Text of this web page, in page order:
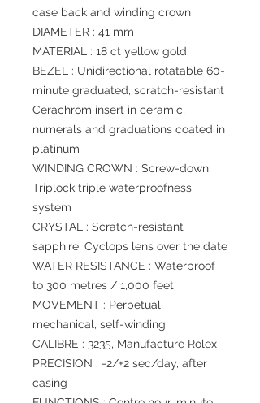
case back and winding crown
DIAMETER : 41 mm
MATERIAL : 18 ct yellow gold
BEZEL : Unidirectional rotatable 60-
minute graduated, scratch-resistant
Cerachrom insert in ceramic,
numerals and graduations coated in
platinum
WINDING CROWN : Screw-down,
Triplock triple waterproofness
system
CRYSTAL : Scratch-resistant
sapphire, Cyclops lens over the date
WATER RESISTANCE : Waterproof
to 300 metres / 1,000 feet
MOVEMENT : Perpetual,
mechanical, self-winding
CALIBRE : 3235, Manufacture Rolex
PRECISION : -2/+2 sec/day, after
casing